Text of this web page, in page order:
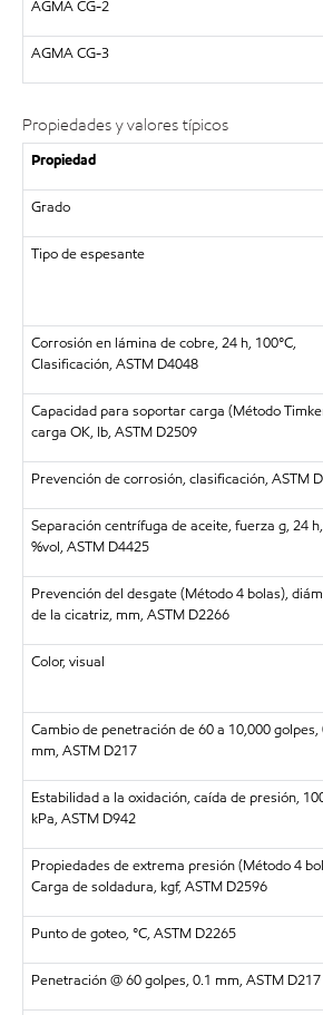
AGMA CG-2
AGMA CG-3
Propiedades y valores típicos
Propiedad
Grado
Tipo de espesante
Corrosión en lámina de cobre, 24 h, 100°C,
Clasificación, ASTM D4048
Capacidad para soportar carga (Método
carga OK, lb, ASTM D2509
Prevención de corrosión, clasificación, ASTM
Separación centrífuga de aceite, fuerza g, 24 h,
%vol, ASTM D4425
Prevención del desgate (Método 4 bolas),
de la cicatriz, mm, ASTM D2266
Color, visual
Cambio de penetración de 60 a 10,000 golpes,
mm, ASTM D217
Estabilidad a la oxidación, caída de presión,
kPa, ASTM D942
Propiedades de extrema presión (Método 4
Carga de soldadura, kgf, ASTM D2596
Punto de goteo, °C, ASTM D2265
Penetración @ 60 golpes, 0.1 mm, ASTM D217